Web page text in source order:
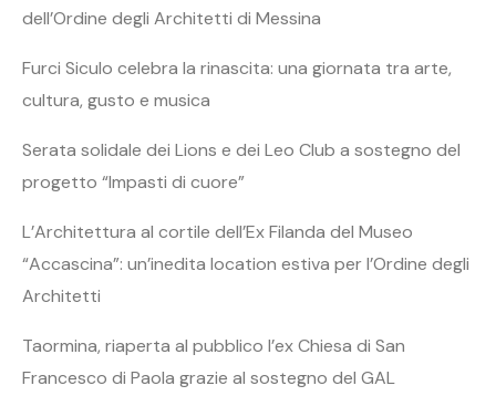
dell’Ordine degli Architetti di Messina
Furci Siculo celebra la rinascita: una giornata tra arte,
cultura, gusto e musica
Serata solidale dei Lions e dei Leo Club a sostegno del
progetto “Impasti di cuore”
L’Architettura al cortile dell’Ex Filanda del Museo
“Accascina”: un’inedita location estiva per l’Ordine degli
Architetti
Taormina, riaperta al pubblico l’ex Chiesa di San
Francesco di Paola grazie al sostegno del GAL